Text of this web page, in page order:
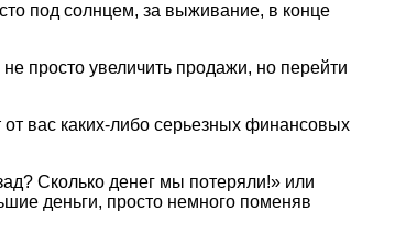
под солнцем, за выживание, в конце
просто увеличить продажи, но перейти
вас каких-либо серьезных финансовых
Сколько денег мы потеряли!» или
деньги, просто немного поменяв